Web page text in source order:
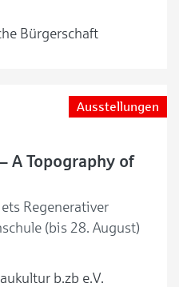
Bürgerschaft
Ausstellungen
A Topography of
Regenerativer
(bis 28. August)
b.zb e.V.